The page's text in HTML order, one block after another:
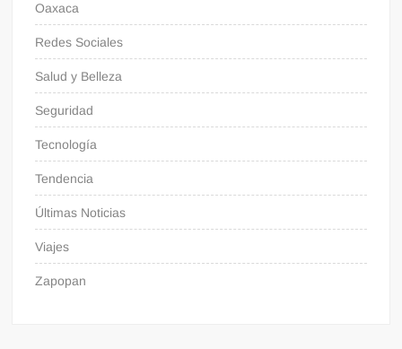
Oaxaca
Redes Sociales
Salud y Belleza
Seguridad
Tecnología
Tendencia
Últimas Noticias
Viajes
Zapopan